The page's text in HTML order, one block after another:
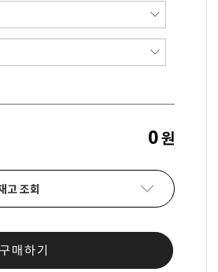
0원
고 조회
매하기